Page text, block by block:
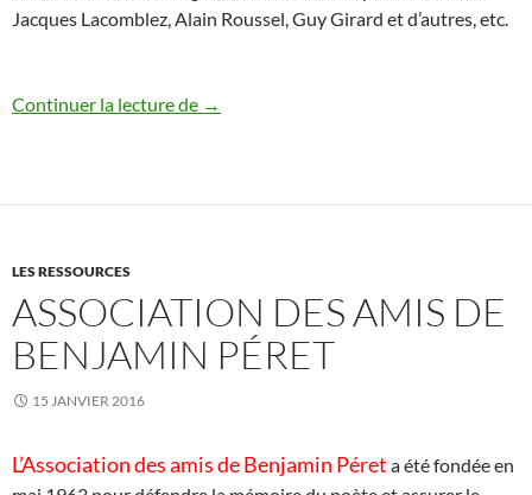
Jacques Lacomblez, Alain Roussel, Guy Girard et d’autres, etc.
Continuer la lecture de Fin de l’hiver 2016
→
LES RESSOURCES
ASSOCIATION DES AMIS DE
BENJAMIN PÉRET
15 JANVIER 2016
L’Association des amis de Benjamin Péret a été fondée en